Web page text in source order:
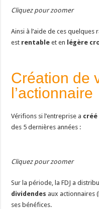
Cliquez pour zoomer
Ainsi à l’aide de ces
est rentable et en légère
Création de
l’actionnaire
Vérifions si l’entreprise a créé
des 5 dernières années :
Cliquez pour zoomer
Sur la période, la FDJ a
dividendes aux actionnaires
ses bénéfices.